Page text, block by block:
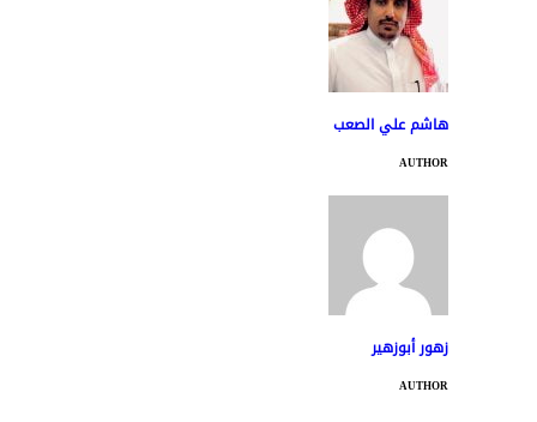
هاشم علي الصعب
AUTHOR
زهور أبوزهير
AUTHOR